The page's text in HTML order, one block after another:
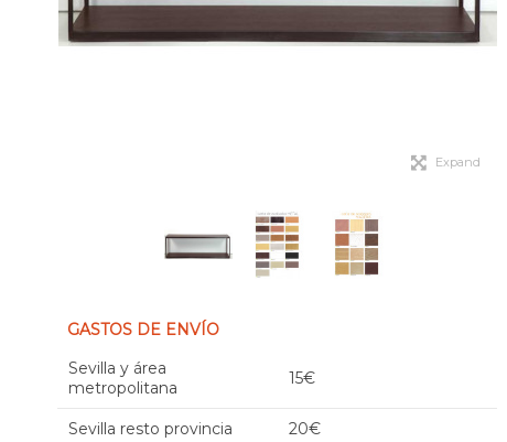
Expand
GASTOS DE ENVÍO
Sevilla y área
metropolitana
15€
Sevilla resto provincia 20€